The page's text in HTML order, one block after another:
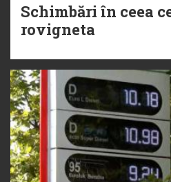
Schimbări în ceea
rovigneta